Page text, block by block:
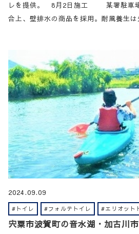
レを提供。 8月2日施工 某署駐車場
合上、壁排水の商品を採用。耐風養生
2024.09.09
#トイレ #フォルテトイレ #エリオット
宍粟市波賀町の音水湖・加古川